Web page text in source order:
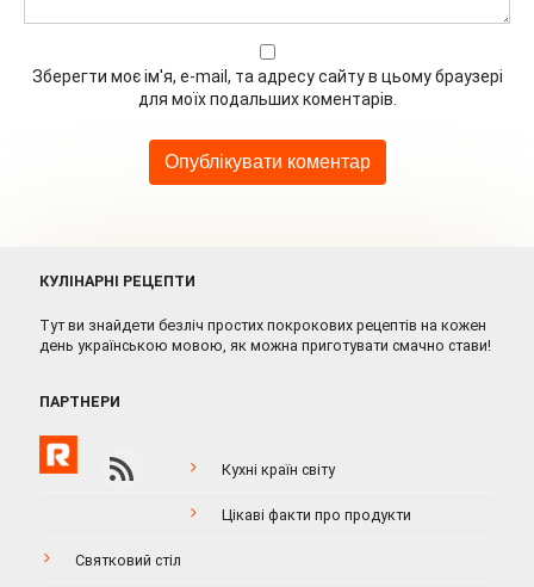
Зберегти моє ім'я, e-mail, та адресу сайту в цьому браузері
для моїх подальших коментарів.
КУЛІНАРНІ РЕЦЕПТИ
Тут ви знайдети безліч простих покрокових рецептів на кожен
день українською мовою, як можна приготувати смачно стави!
ПАРТНЕРИ
Кухні країн світу
Цікаві факти про продукти
Святковий стіл